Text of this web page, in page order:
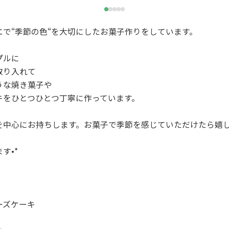
“季節の色“を大切にしたお菓子作りをしています。
に
入れて
焼き菓子や
ひとつひとつ丁寧に作っています。
心にお持ちします。お菓子で季節を感じていただけたら嬉し
•*
ケーキ